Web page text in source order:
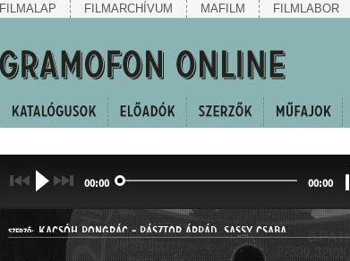
FILMALAP FILMARCHÍVUM MAFILM FILMLABOR
00:00 00:00
SZERZŐ: KACSÓH PONGRÁC-PÁSZTOR ÁRPÁD SASSY CSABA